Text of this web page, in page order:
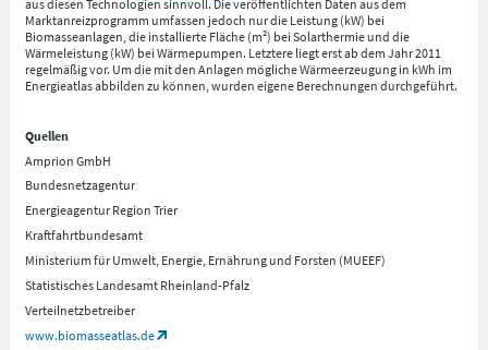
aus diesen Technologien sinnvoll. Die veröffentlichten Daten aus dem
Marktanreizprogramm umfassen jedoch nur die Leistung (kW) bei
Biomasseanlagen, die installierte Fläche (m²) bei Solarthermie und die
Wärmeleistung (kW) bei Wärmepumpen. Letztere liegt erst ab dem Jahr 2011
regelmäßig vor. Um die mit den Anlagen mögliche Wärmeerzeugung in kWh im
Energieatlas abbilden zu können, wurden eigene Berechnungen durchgeführt.
Quellen
Amprion GmbH
Bundesnetzagentur
Energieagentur Region Trier
Kraftfahrtbundesamt
Ministerium für Umwelt, Energie, Ernährung und Forsten (MUEEF)
Statistisches Landesamt Rheinland-Pfalz
Verteilnetzbetreiber
www.biomasseatlas.de